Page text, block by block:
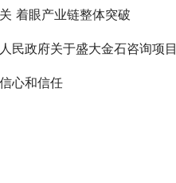
着眼产业链整体突破
政府关于盛大金石咨询项目的报道
心和信任